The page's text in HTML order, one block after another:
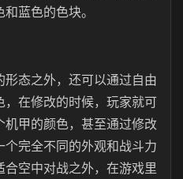
蓝色的色块。
态之外，还可以通过自由
在修改的时候，玩家就可
甲的颜色，甚至通过修改
完全不同的外观和战斗力
空中对战之外，在游戏里